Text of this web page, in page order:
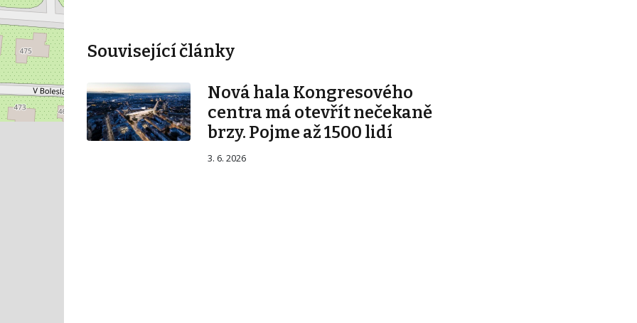
Související články
Nová hala Kongresového
centra má otevřít nečekaně
brzy. Pojme až 1500 lidí
3. 6. 2026